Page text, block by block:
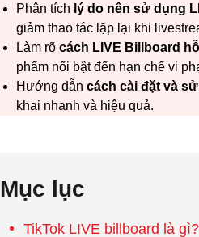
Phân tích lý do nên sử dụng
giảm thao tác lặp lại khi
Làm rõ cách LIVE Billboard
phẩm nổi bật đến hạn chế vi
Hướng dẫn cách cài đặt và
khai nhanh và hiệu quả.
Mục lục
TikTok LIVE billboard là gì?